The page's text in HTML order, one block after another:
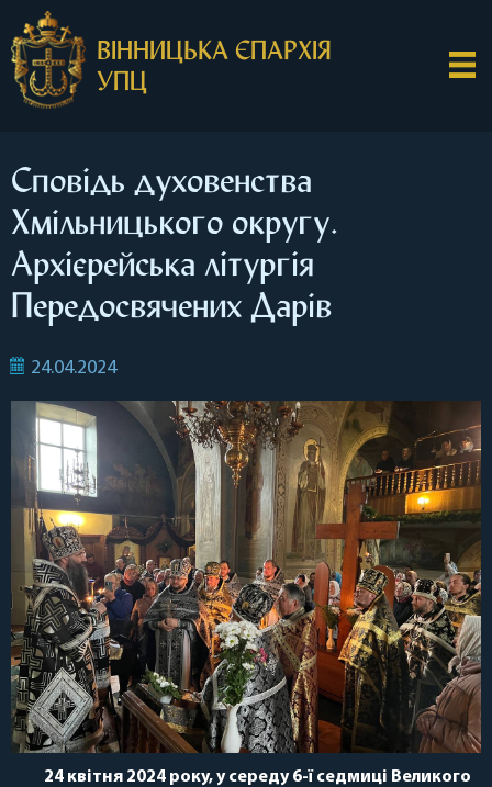
ВІННИЦЬКА ЄПАРХІЯ
УПЦ
Сповідь духовенства
Хмільницького округу.
Архієрейська літургія
Передосвячених Дарів
24.04.2024
24 квітня 2024 року, у середу 6-ї седмиці Великого